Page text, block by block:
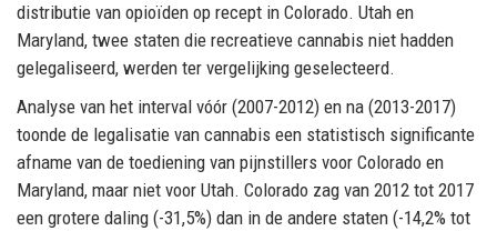
distributie van opioïden op recept in Colorado. Utah en
Maryland, twee staten die recreatieve cannabis niet hadden
gelegaliseerd, werden ter vergelijking geselecteerd.
Analyse van het interval vóór (2007-2012) en na (2013-2017)
toonde de legalisatie van cannabis een statistisch significante
afname van de toediening van pijnstillers voor Colorado en
Maryland, maar niet voor Utah. Colorado zag van 2012 tot 2017
een grotere daling (-31,5%) dan in de andere staten (-14,2% tot